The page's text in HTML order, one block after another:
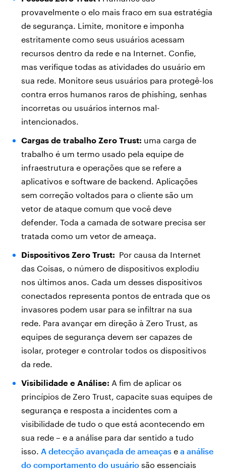
provavelmente o elo mais fraco em sua estratégia
de segurança. Limite, monitore e imponha
estritamente como seus usuários acessam
recursos dentro da rede e na Internet. Confie,
mas verifique todas as atividades do usuário em
sua rede. Monitore seus usuários para protegê-los
contra erros humanos raros de phishing, senhas
incorretas ou usuários internos mal-
intencionados.
Cargas de trabalho Zero Trust: uma carga de
trabalho é um termo usado pela equipe de
infraestrutura e operações que se refere a
aplicativos e software de backend. Aplicações
sem correção voltados para o cliente são um
vetor de ataque comum que você deve
defender. Toda a camada de sotware precisa ser
tratada como um vetor de ameaça.
Dispositivos Zero Trust: Por causa da Internet
das Coisas, o número de dispositivos explodiu
nos últimos anos. Cada um desses dispositivos
conectados representa pontos de entrada que os
invasores podem usar para se infiltrar na sua
rede. Para avançar em direção à Zero Trust, as
equipes de segurança devem ser capazes de
isolar, proteger e controlar todos os dispositivos
da rede.
Visibilidade e Análise: A fim de aplicar os
princípios de Zero Trust, capacite suas equipes de
segurança e resposta a incidentes com a
visibilidade de tudo o que está acontecendo em
sua rede – e a análise para dar sentido a tudo
isso. A detecção avançada de ameaçase a análise
do comportamento do usuáriosão essenciais